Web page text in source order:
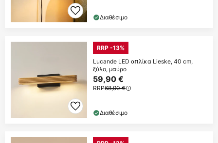
Διαθέσιμο
RRP -13%
Lucande LED απλίκα Lieske, 40 cm,
ξύλο, μαύρο
59,90 €
RRP68,90 €
Διαθέσιμο